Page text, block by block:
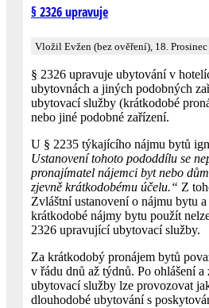
§ 2326 upravuje
Vložil Evžen (bez ověření), 18.
§ 2326 upravuje ubytování v
ubytovnách a jiných podobných
ubytovací služby (krátkodobé
nebo jiné podobné zařízení.
U § 2235 týkajícího nájmu bytů
Ustanovení tohoto pododdílu se
pronajímatel nájemci byt nebo
zjevně krátkodobému účelu.“ Z
Zvláštní ustanovení o nájmu bytu
krátkodobé nájmy bytu použít
2326 upravující ubytovací služby.
Za krátkodobý pronájem bytů
v řádu dnů až týdnů. Po ohlášení a
ubytovací služby lze provozovat
dlouhodobé ubytování s